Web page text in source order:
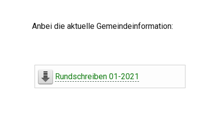
Anbei die aktuelle Gemeindeinformation:
Rundschreiben 01-2021